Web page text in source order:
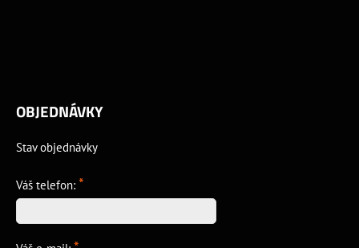
OBJEDNÁVKY
Stav objednávky
Váš telefon: *